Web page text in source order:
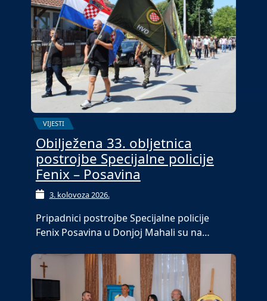
VIJESTI
Obilježena 33. obljetnica
postrojbe Specijalne policije
Fenix – Posavina
3. kolovoza 2026.
Pripadnici postrojbe Specijalne policije
Fenix Posavina u Donjoj Mahali su na…